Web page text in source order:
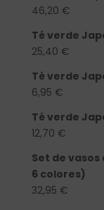
46,20 €
Té verde
25,40 €
Té verde
6,95 €
Té verde
12,70 €
Set de vasos
6 colores)
32,95 €